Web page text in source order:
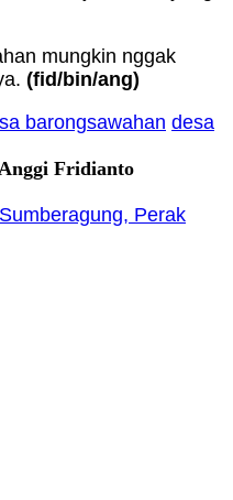
mungkin nggak
(fid/bin/ang)
barongsawahan desa
Fridianto
Perak